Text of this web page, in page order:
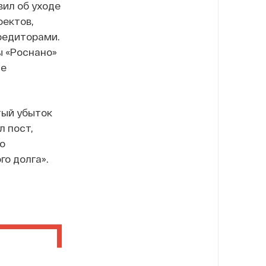
об уходе
«Роснано»
убыток
пост,
долга».